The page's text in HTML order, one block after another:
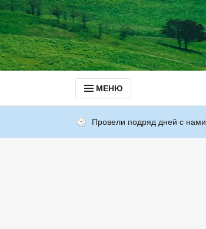
МЕНЮ
Провели подряд дней с нами